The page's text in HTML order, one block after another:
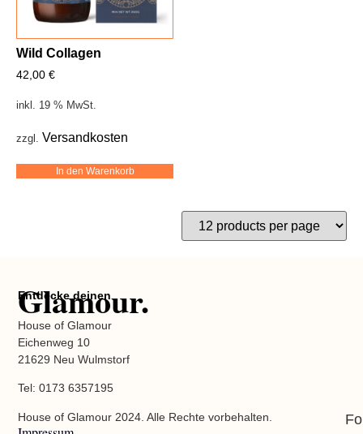
Wild Collagen
42,00 €
inkl. 19 % MwSt.
zzgl. Versandkosten
In den Warenkorb
Entdecke deinen
Glamour.
House of Glamour
Eichenweg 10
21629 Neu Wulmstorf
Tel: 0173 6357195
House of Glamour 2024. Alle Rechte vorbehalten.